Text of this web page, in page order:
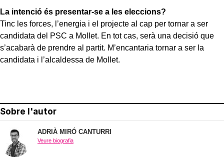
La intenció és presentar-se a les eleccions?
Tinc les forces, l’energia i el projecte al cap per tornar a ser
candidata del PSC a Mollet. En tot cas, serà una decisió que
s’acabarà de prendre al partit. M’encantaria tornar a ser la
candidata i l’alcaldessa de Mollet.
Sobre l'autor
ADRIÀ MIRÓ CANTURRI
Veure biografia